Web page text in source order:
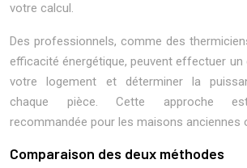
votre calcul.
Des professionnels, comme des
efficacité énergétique, peuvent effectuer
votre logement et déterminer la
chaque pièce. Cette approche est
recommandée pour les maisons anciennes
Comparaison des deux méthodes